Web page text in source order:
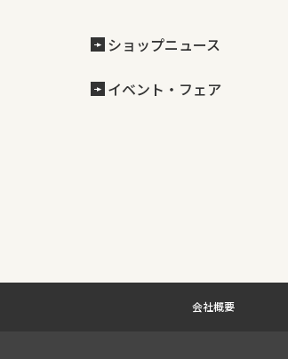
ショップニュース
イベント・フェア
会社概要